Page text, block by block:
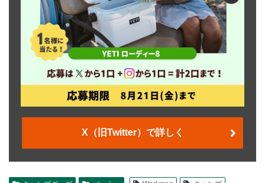
X（旧Twitter）で詳しく